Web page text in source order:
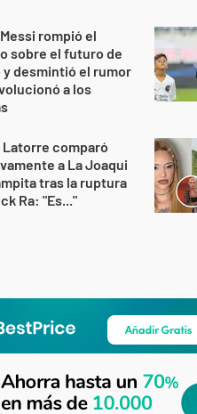
rompió el
sobre el futuro de
y desmintió el rumor
a los
Latorre comparó
a La Joaqui
tras la ruptura
Ra: "Es..."